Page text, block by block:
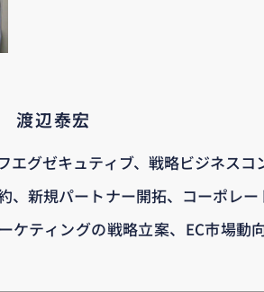
渡辺泰宏
エグゼキュティブ、戦略ビジネス
、新規パートナー開拓、コーポレ
ケティングの戦略立案、EC市場